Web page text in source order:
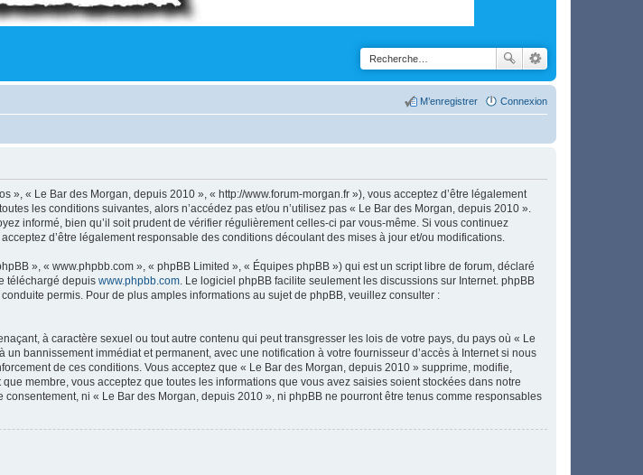
Connexion
M’enregistrer
« Le Bar des Morgan, depuis 2010 », « http://www.forum-morgan.fr »), vous acceptez d’être légalement
les conditions suivantes, alors n’accédez pas et/ou n’utilisez pas « Le Bar des Morgan, depuis 2010 ».
informé, bien qu’il soit prudent de vérifier régulièrement celles-ci par vous-même. Si vous continuez
d’être légalement responsable des conditions découlant des mises à jour et/ou modifications.
», « www.phpbb.com », « phpBB Limited », « Équipes phpBB ») qui est un script libre de forum, déclaré
téléchargé depuis www.phpbb.com . Le logiciel phpBB facilite seulement les discussions sur Internet. phpBB
permis. Pour de plus amples informations au sujet de phpBB, veuillez consulter :
à caractère sexuel ou tout autre contenu qui peut transgresser les lois de votre pays, du pays où « Le
bannissement immédiat et permanent, avec une notification à votre fournisseur d’accès à Internet si nous
de ces conditions. Vous acceptez que « Le Bar des Morgan, depuis 2010 » supprime, modifie,
membre, vous acceptez que toutes les informations que vous avez saisies soient stockées dans notre
ni « Le Bar des Morgan, depuis 2010 », ni phpBB ne pourront être tenus comme responsables